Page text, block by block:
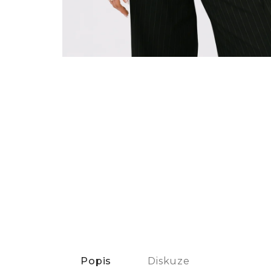
Popis Diskuze